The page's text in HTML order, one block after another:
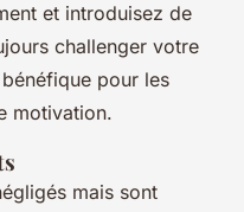
et introduisez de
challenger votre
pour les
motivation.
mais sont